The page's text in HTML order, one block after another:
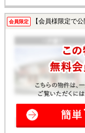
会員限定 【会員様限定で公